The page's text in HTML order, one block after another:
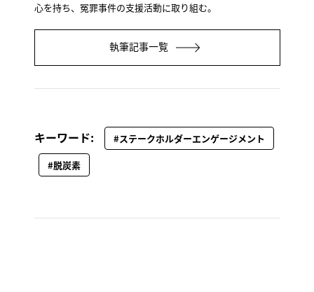
心を持ち、冤罪事件の支援活動に取り組む。
執筆記事一覧
キーワード:
#ステークホルダーエンゲージメント
#脱炭素